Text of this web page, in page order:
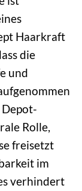
Haarkraft
die
und
Rolle,
freisetzt
im
verhindert